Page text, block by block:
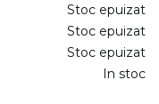
Stoc epuizat
Stoc epuizat
Stoc epuizat
In stoc